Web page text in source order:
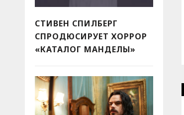
СТИВЕН СПИЛБЕРГ
СПРОДЮСИРУЕТ ХОРРОР
«КАТАЛОГ МАНДЕЛЫ»